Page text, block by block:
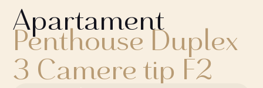
Apartament
Penthouse Duplex
3 Camere tip F2